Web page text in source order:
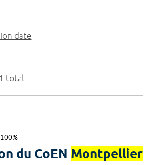
total
100%
du CoEN Montpellier
date